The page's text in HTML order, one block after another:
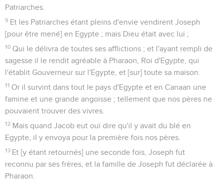
Patriarches.
9 Et les Patriarches étant pleins d'envie vendirent Joseph
[pour être mené] en Egypte ; mais Dieu était avec lui ;
10 Qui le délivra de toutes ses afflictions ; et l'ayant rempli de
sagesse il le rendit agréable à Pharaon, Roi d'Egypte, qui
l'établit Gouverneur sur l'Egypte, et [sur] toute sa maison.
11 Or il survint dans tout le pays d'Egypte et en Canaan une
famine et une grande angoisse ; tellement que nos pères ne
pouvaient trouver des vivres.
12 Mais quand Jacob eut ouï dire qu'il y avait du blé en
Egypte, il y envoya pour la première fois nos pères.
13 Et [y étant retournés] une seconde fois, Joseph fut
reconnu par ses frères, et la famille de Joseph fut déclarée à
Pharaon.